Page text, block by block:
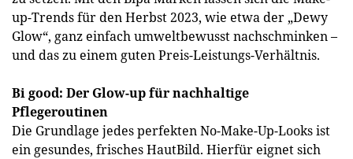
up-Trends für den Herbst 2023, wie etwa der „Dewy
Glow“, ganz einfach umweltbewusst nachschminken –
und das zu einem guten Preis-Leistungs-Verhältnis.
Bi good: Der Glow-up für nachhaltige
Pflegeroutinen
Die Grundlage jedes perfekten No-Make-Up-Looks ist
ein gesundes, frisches HautBild. Hierfür eignet sich